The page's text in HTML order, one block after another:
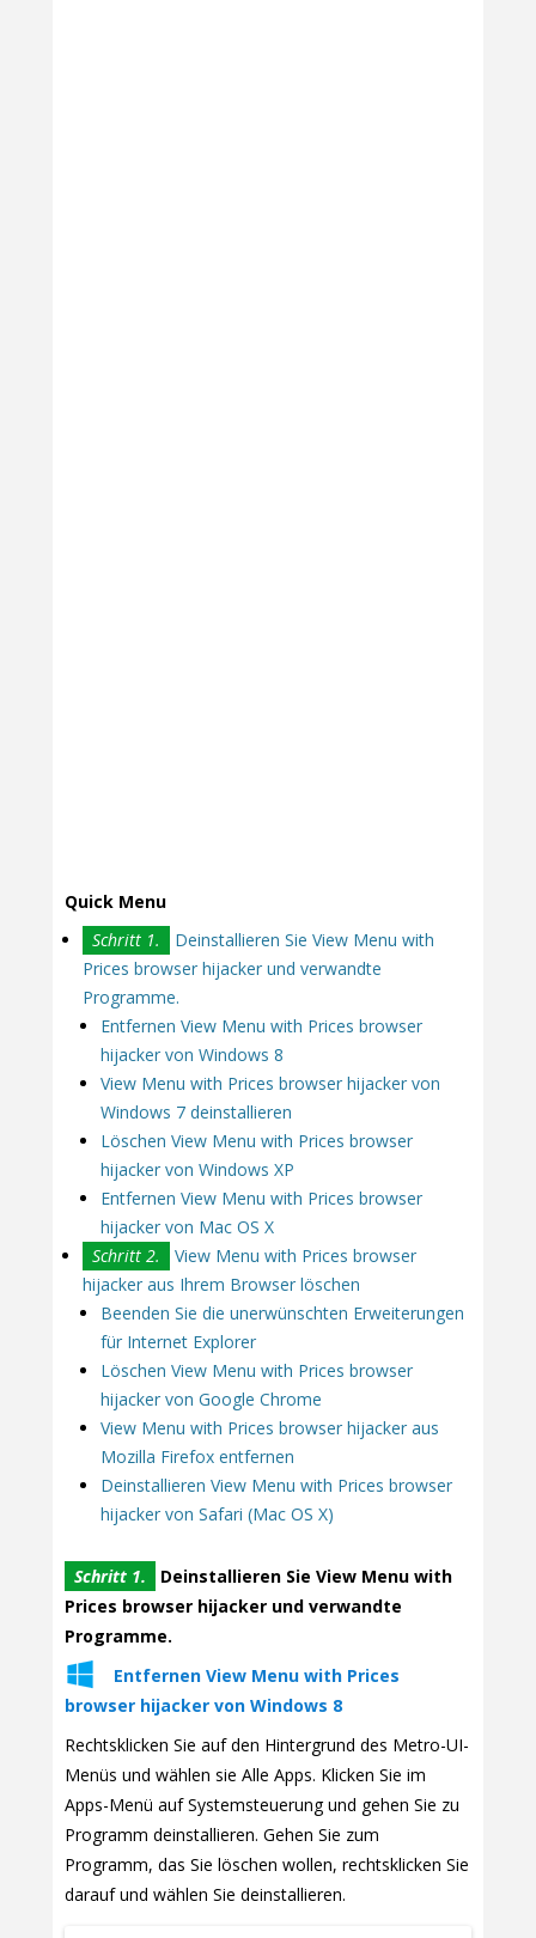
Quick Menu
Schritt 1.
Deinstallieren Sie View Menu with
Prices browser hijacker und verwandte
Programme.
Entfernen View Menu with Prices browser
hijacker von Windows 8
View Menu with Prices browser hijacker von
Windows 7 deinstallieren
Löschen View Menu with Prices browser
hijacker von Windows XP
Entfernen View Menu with Prices browser
hijacker von Mac OS X
Schritt 2.
View Menu with Prices browser
hijacker aus Ihrem Browser löschen
Beenden Sie die unerwünschten Erweiterungen
für Internet Explorer
Löschen View Menu with Prices browser
hijacker von Google Chrome
View Menu with Prices browser hijacker aus
Mozilla Firefox entfernen
Deinstallieren View Menu with Prices browser
hijacker von Safari (Mac OS X)
Schritt 1.
Deinstallieren Sie View Menu with
Prices browser hijacker und verwandte
Programme.
Entfernen View Menu with Prices
browser hijacker von Windows 8
Rechtsklicken Sie auf den Hintergrund des Metro-UI-
Menüs und wählen sie Alle Apps. Klicken Sie im
Apps-Menü auf Systemsteuerung und gehen Sie zu
Programm deinstallieren. Gehen Sie zum
Programm, das Sie löschen wollen, rechtsklicken Sie
darauf und wählen Sie deinstallieren.